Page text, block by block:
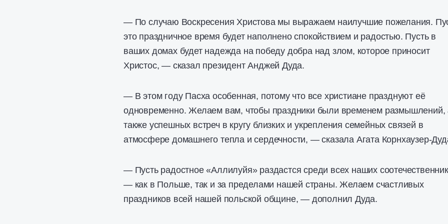
— По случаю Воскресения Христова мы выражаем наилучшие пожелания.
это праздничное время будет наполнено спокойствием и радостью. Пусть в
ваших домах будет надежда на победу добра над злом, которое приносит
Христос, — сказал президент Анджей Дуда.
— В этом году Пасха особенная, потому что все христиане празднуют её
одновременно. Желаем вам, чтобы праздники были временем размышлений,
также успешных встреч в кругу близких и укрепления семейных связей в
атмосфере домашнего тепла и сердечности, — сказала Агата Корнхаузер-
— Пусть радостное «Аллилуйя» раздастся среди всех наших
— как в Польше, так и за пределами нашей страны. Желаем счастливых
праздников всей нашей польской общине, — дополнил Дуда.